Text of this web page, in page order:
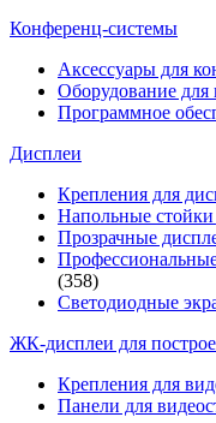
Конференц-системы
Аксессуары для
Оборудование для
Программное
Дисплеи
Крепления для
Напольные
Прозрачные
(358)
Светодиодные
ЖК-дисплеи для
Крепления для
Панели для